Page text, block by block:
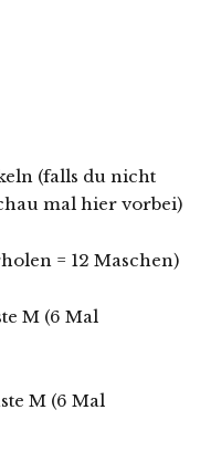
(falls du nicht
mal hier vorbei)
= 12 Maschen)
M (6 Mal
M (6 Mal